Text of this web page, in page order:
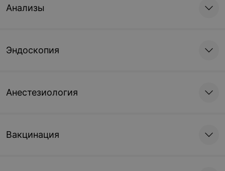
Анализы
Эндоскопия
Анестезиология
Вакцинация